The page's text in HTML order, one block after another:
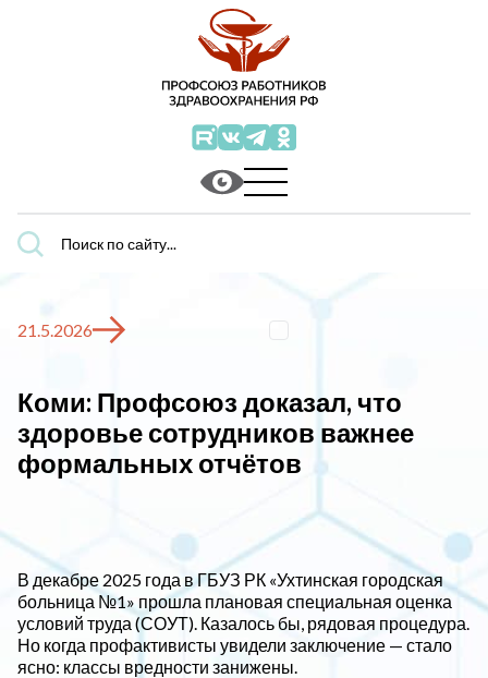
Поиск
по
21.5.2026
Коми: Профсоюз доказал, что
здоровье сотрудников важнее
формальных отчётов
В декабре 2025 года в ГБУЗ РК «Ухтинская городская
больница №1» прошла плановая специальная оценка
условий труда (СОУТ). Казалось бы, рядовая процедура.
Но когда профактивисты увидели заключение — стало
ясно: классы вредности занижены.